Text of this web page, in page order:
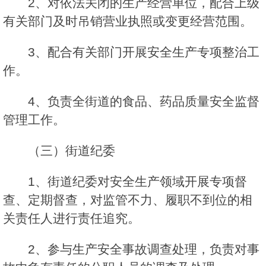
有关部门及时吊销营业执照或变更经营范围。
3、配合有关部门开展安全生产专项整治工
作。
4、负责全街道的食品、药品质量安全监督
管理工作。
（三）街道纪委
1、街道纪委对安全生产领域开展专项督
查、定期督查，对监管不力、履职不到位的相
关责任人进行责任追究。
2、参与生产安全事故调查处理，负责对事